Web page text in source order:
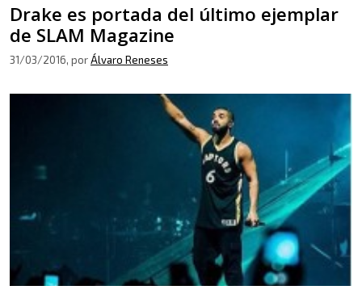
Drake es portada del último ejemplar
de SLAM Magazine
31/03/2016, porÁlvaro Reneses